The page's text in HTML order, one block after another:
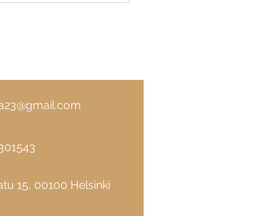
15, 00100 Helsinki